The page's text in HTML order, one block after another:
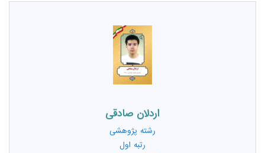
اردلان صادقی
رشته پژوهشی
رتبه اول